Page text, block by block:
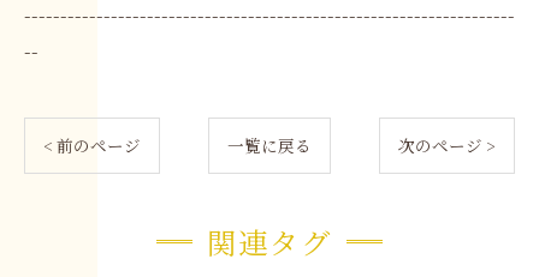
--------------------------------------------------------------------
--
< 前のページ 一覧に戻る 次のページ >
関連タグ